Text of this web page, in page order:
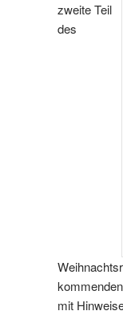
zweite Teil
des
mit